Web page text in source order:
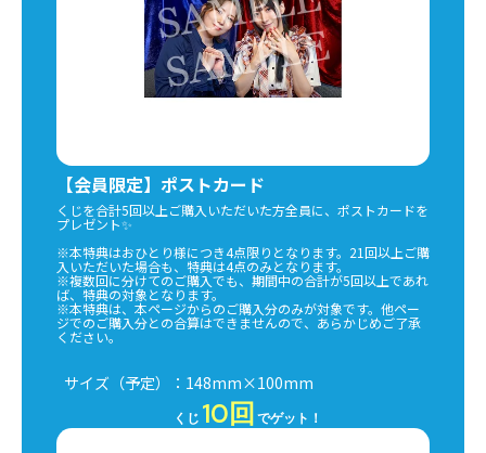
【会員限定】ポストカード
くじを合計5回以上ご購入いただいた方全員に、ポストカードを
プレゼント✨
※本特典はおひとり様につき4点限りとなります。21回以上ご購
入いただいた場合も、特典は4点のみとなります。
※複数回に分けてのご購入でも、期間中の合計が5回以上であれ
ば、特典の対象となります。
※本特典は、本ページからのご購入分のみが対象です。他ペー
ジでのご購入分との合算はできませんので、あらかじめご了承
ください。
サイズ（予定）：148mm×100mm
くじ 10回でゲット！